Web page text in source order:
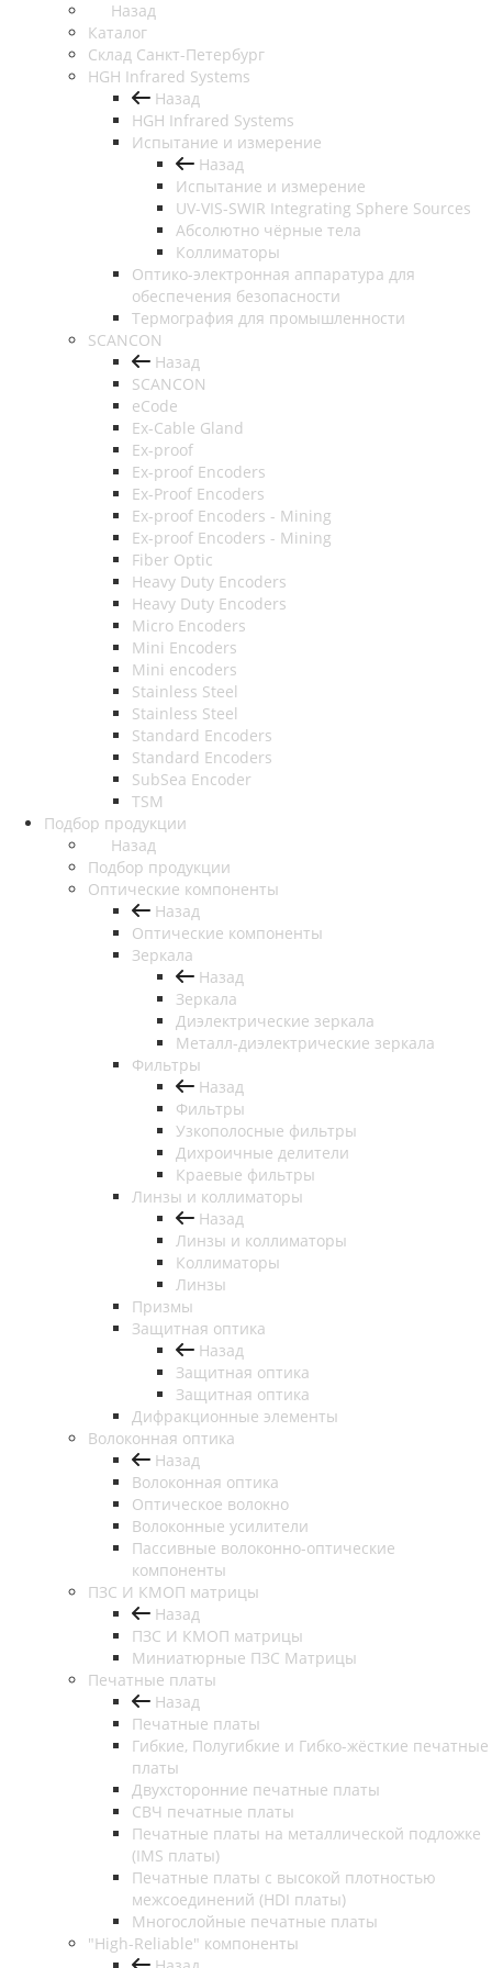
Назад
Каталог
Cклад Санкт-Петербург
HGH Infrared Systems
Назад
HGH Infrared Systems
Испытание и измерение
Назад
Испытание и измерение
UV-VIS-SWIR Integrating Sphere Sources
Абсолютно чёрные тела
Коллиматоры
Оптико-электронная аппаратура для
обеспечения безопасности
Термография для промышленности
SCANCON
Назад
SCANCON
eCode
Ex-Cable Gland
Ex-proof
Ex-proof Encoders
Ex-Proof Encoders
Ex-proof Encoders - Mining
Ex-proof Encoders - Mining
Fiber Optic
Heavy Duty Encoders
Heavy Duty Encoders
Micro Encoders
Mini Encoders
Mini encoders
Stainless Steel
Stainless Steel
Standard Encoders
Standard Encoders
SubSea Encoder
TSM
Подбор продукции
Назад
Подбор продукции
Оптические компоненты
Назад
Оптические компоненты
Зеркала
Назад
Зеркала
Диэлектрические зеркала
Металл-диэлектрические зеркала
Фильтры
Назад
Фильтры
Узкополосные фильтры
Дихроичные делители
Краевые фильтры
Линзы и коллиматоры
Назад
Линзы и коллиматоры
Коллиматоры
Линзы
Призмы
Защитная оптика
Назад
Защитная оптика
Защитная оптика
Дифракционные элементы
Волоконная оптика
Назад
Волоконная оптика
Оптическое волокно
Волоконные усилители
Пассивные волоконно-оптические
компоненты
ПЗС И КМОП матрицы
Назад
ПЗС И КМОП матрицы
Миниатюрные ПЗС Матрицы
Печатные платы
Назад
Печатные платы
Гибкие, Полугибкие и Гибко-жёсткие печатные
платы
Двухсторонние печатные платы
СВЧ печатные платы
Печатные платы на металлической подложке
(IMS платы)
Печатные платы с высокой плотностью
межсоединений (HDI платы)
Многослойные печатные платы
"High-Reliable" компоненты